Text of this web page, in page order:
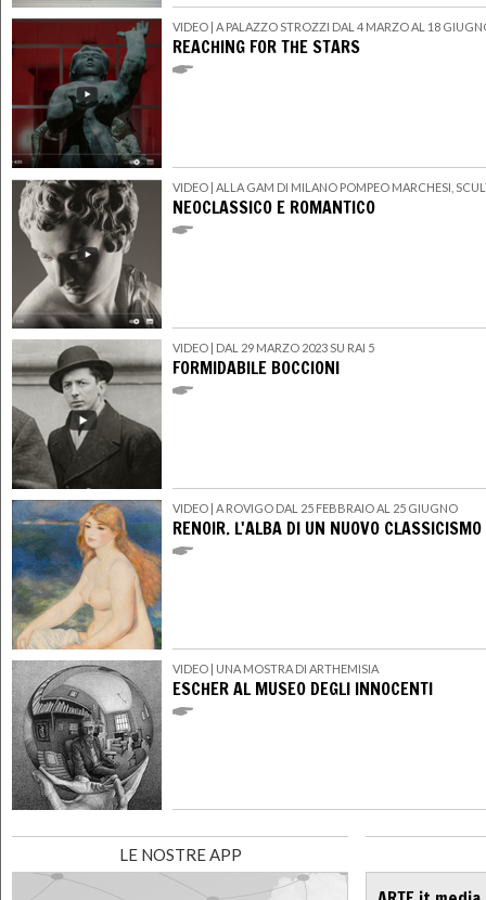
VIDEO | A PALAZZO STROZZI DAL 4 MARZO AL 18
REACHING FOR THE STARS
VIDEO | ALLA GAM DI MILANO POMPEO MARCHESI,
NEOCLASSICO E ROMANTICO
VIDEO | DAL 29 MARZO 2023 SU RAI 5
FORMIDABILE BOCCIONI
VIDEO | A ROVIGO DAL 25 FEBBRAIO AL 25 GIUGNO
RENOIR. L'ALBA DI UN NUOVO CLASSICISMO
VIDEO | UNA MOSTRA DI ARTHEMISIA
ESCHER AL MUSEO DEGLI INNOCENTI
LE NOSTRE APP